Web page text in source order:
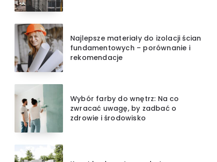
Najlepsze materiały do izolacji ścian
fundamentowych – porównanie i
rekomendacje
Wybór farby do wnętrz: Na co
zwracać uwagę, by zadbać o
zdrowie i środowisko